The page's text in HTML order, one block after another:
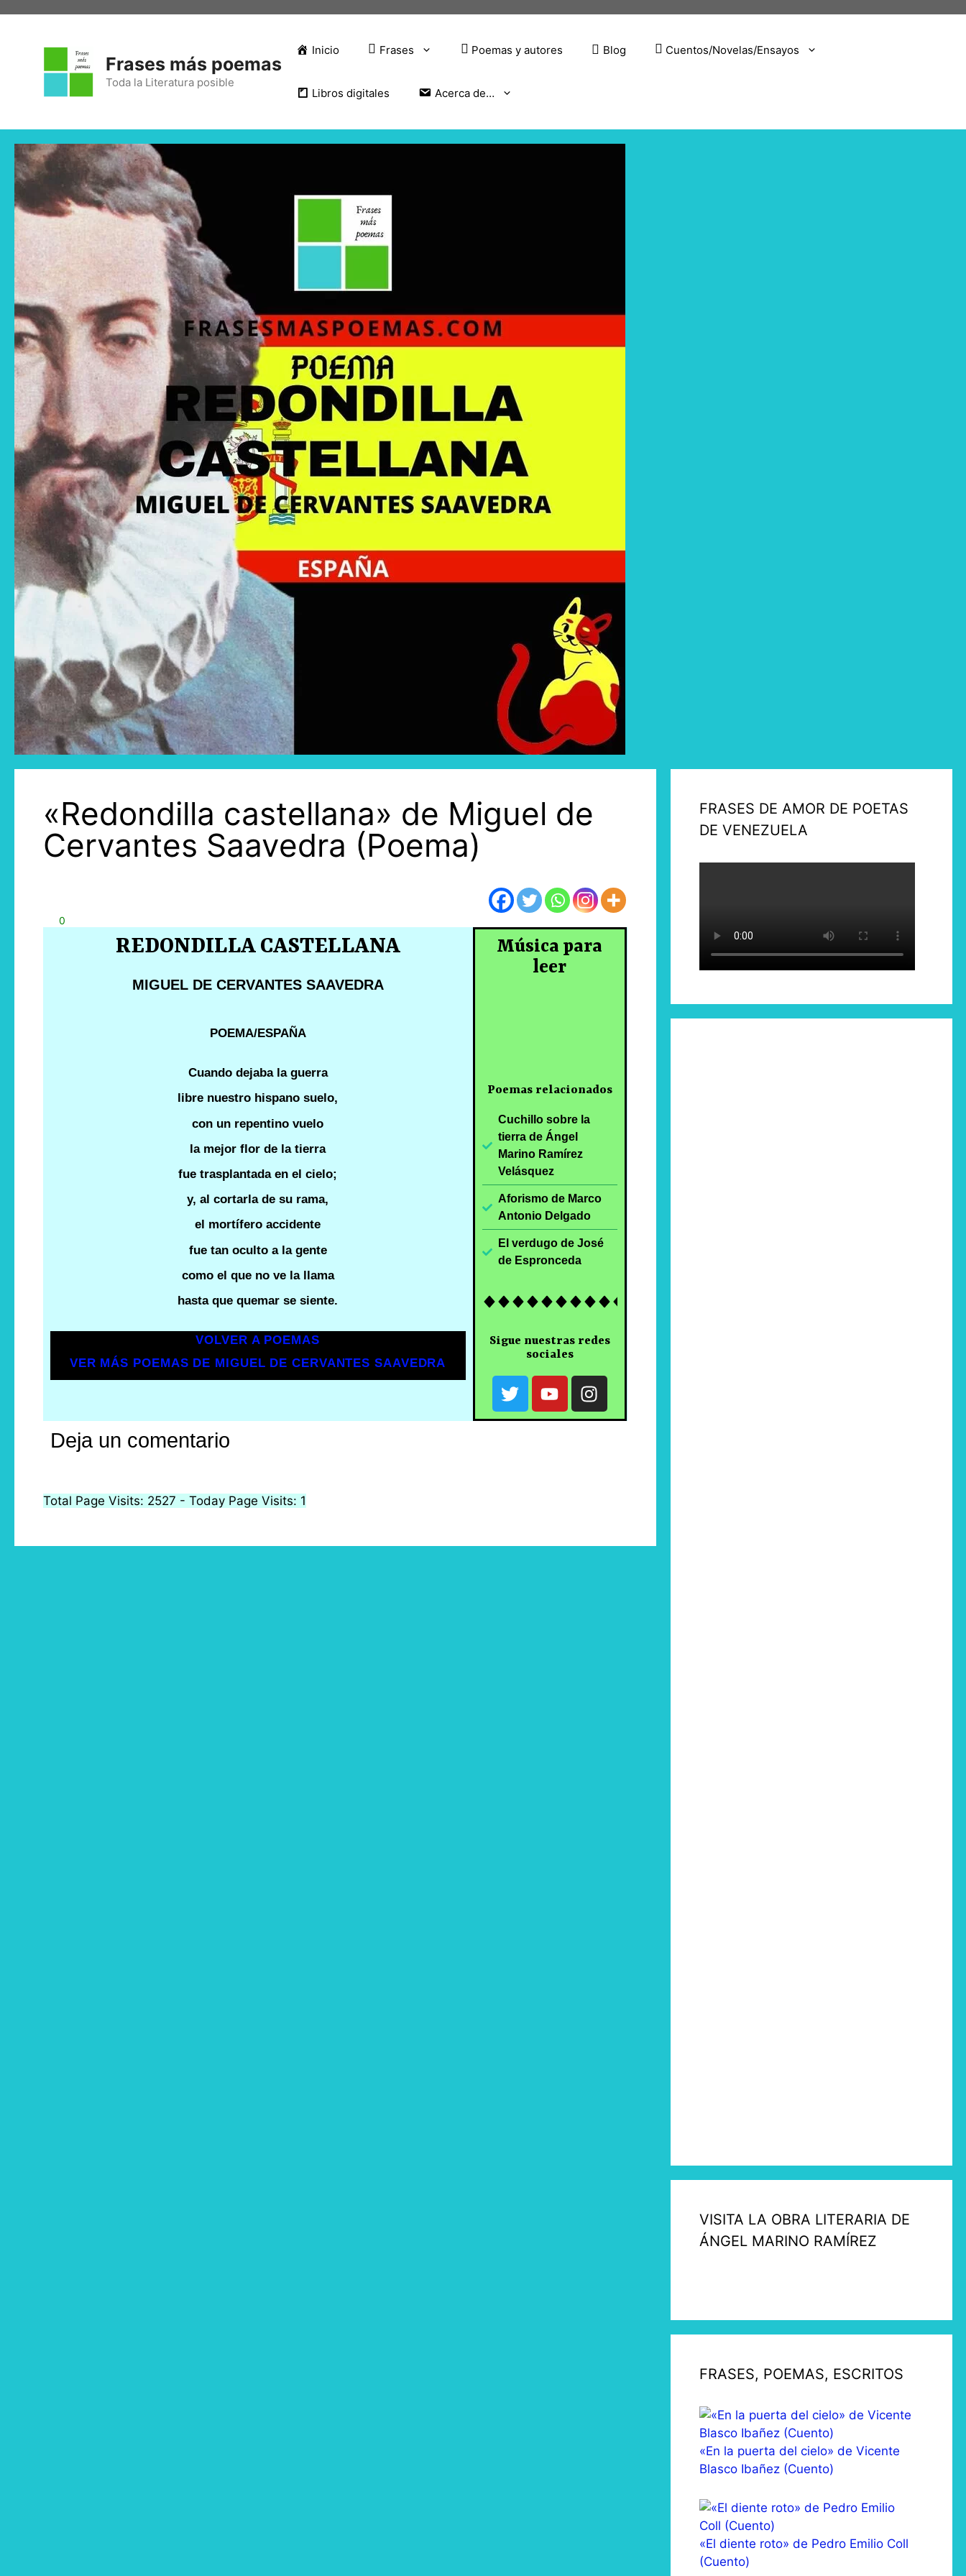
Frases más poemas
Toda la Literatura posible
Inicio Frases Poemas y autores Blog Cuentos/Novelas/Ensayos
Libros digitales Acerca de…
«Redondilla castellana» de Miguel de
Cervantes Saavedra (Poema)
0
REDONDILLA CASTELLANA
MIGUEL DE CERVANTES SAAVEDRA
POEMA/ESPAÑA
Cuando dejaba la guerra
libre nuestro hispano suelo,
con un repentino vuelo
la mejor flor de la tierra
fue trasplantada en el cielo;
y, al cortarla de su rama,
el mortífero accidente
fue tan oculto a la gente
como el que no ve la llama
hasta que quemar se siente.
VOLVER A POEMAS
VER MÁS POEMAS DE MIGUEL DE CERVANTES SAAVEDRA
Música para
leer
Poemas relacionados
Cuchillo sobre la
tierra de Ángel
Marino Ramírez
Velásquez
Aforismo de Marco
Antonio Delgado
El verdugo de José
de Espronceda
Sigue nuestras redes
sociales
Deja un comentario
Total Page Visits: 2527 - Today Page Visits: 1
FRASES DE AMOR DE POETAS
DE VENEZUELA
VISITA LA OBRA LITERARIA DE
ÁNGEL MARINO RAMÍREZ
FRASES, POEMAS, ESCRITOS
«En la puerta del cielo» de Vicente
Blasco Ibañez (Cuento)
«El diente roto» de Pedro Emilio Coll
(Cuento)